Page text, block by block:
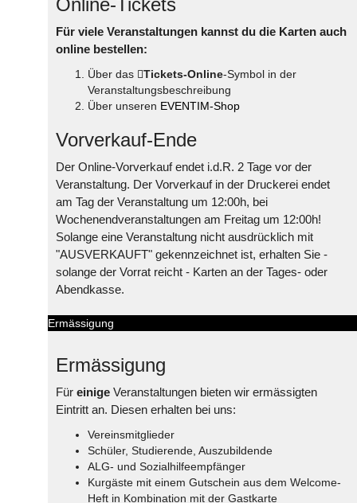
Für viele Veranstaltungen kannst du die Karten auch
online bestellen:
Über das Tickets-Online-Symbol in der
Veranstaltungsbeschreibung
Über unseren EVENTIM-Shop
Vorverkauf-Ende
Der Online-Vorverkauf endet i.d.R. 2 Tage vor der
Veranstaltung. Der Vorverkauf in der Druckerei endet
am Tag der Veranstaltung um 12:00h, bei
Wochenendveranstaltungen am Freitag um 12:00h!
Solange eine Veranstaltung nicht ausdrücklich mit
"AUSVERKAUFT" gekennzeichnet ist, erhalten Sie -
solange der Vorrat reicht - Karten an der Tages- oder
Abendkasse.
Ermässigung
Ermässigung
Für einige Veranstaltungen bieten wir ermässigten
Eintritt an. Diesen erhalten bei uns:
Vereinsmitglieder
Schüler, Studierende, Auszubildende
ALG- und Sozialhilfeempfänger
Kurgäste mit einem Gutschein aus dem Welcome-
Heft in Kombination mit der Gastkarte